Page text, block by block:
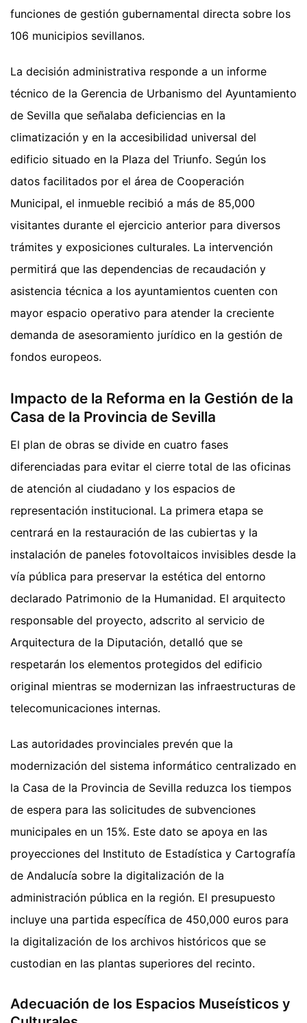
funciones de gestión gubernamental directa sobre los
106 municipios sevillanos.
La decisión administrativa responde a un informe
técnico de la Gerencia de Urbanismo del Ayuntamiento
de Sevilla que señalaba deficiencias en la
climatización y en la accesibilidad universal del
edificio situado en la Plaza del Triunfo. Según los
datos facilitados por el área de Cooperación
Municipal, el inmueble recibió a más de 85,000
visitantes durante el ejercicio anterior para diversos
trámites y exposiciones culturales. La intervención
permitirá que las dependencias de recaudación y
asistencia técnica a los ayuntamientos cuenten con
mayor espacio operativo para atender la creciente
demanda de asesoramiento jurídico en la gestión de
fondos europeos.
Impacto de la Reforma en la Gestión de la
Casa de la Provincia de Sevilla
El plan de obras se divide en cuatro fases
diferenciadas para evitar el cierre total de las oficinas
de atención al ciudadano y los espacios de
representación institucional. La primera etapa se
centrará en la restauración de las cubiertas y la
instalación de paneles fotovoltaicos invisibles desde la
vía pública para preservar la estética del entorno
declarado Patrimonio de la Humanidad. El arquitecto
responsable del proyecto, adscrito al servicio de
Arquitectura de la Diputación, detalló que se
respetarán los elementos protegidos del edificio
original mientras se modernizan las infraestructuras de
telecomunicaciones internas.
Las autoridades provinciales prevén que la
modernización del sistema informático centralizado en
la Casa de la Provincia de Sevilla reduzca los tiempos
de espera para las solicitudes de subvenciones
municipales en un 15%. Este dato se apoya en las
proyecciones del Instituto de Estadística y Cartografía
de Andalucía sobre la digitalización de la
administración pública en la región. El presupuesto
incluye una partida específica de 450,000 euros para
la digitalización de los archivos históricos que se
custodian en las plantas superiores del recinto.
Adecuación de los Espacios Museísticos y